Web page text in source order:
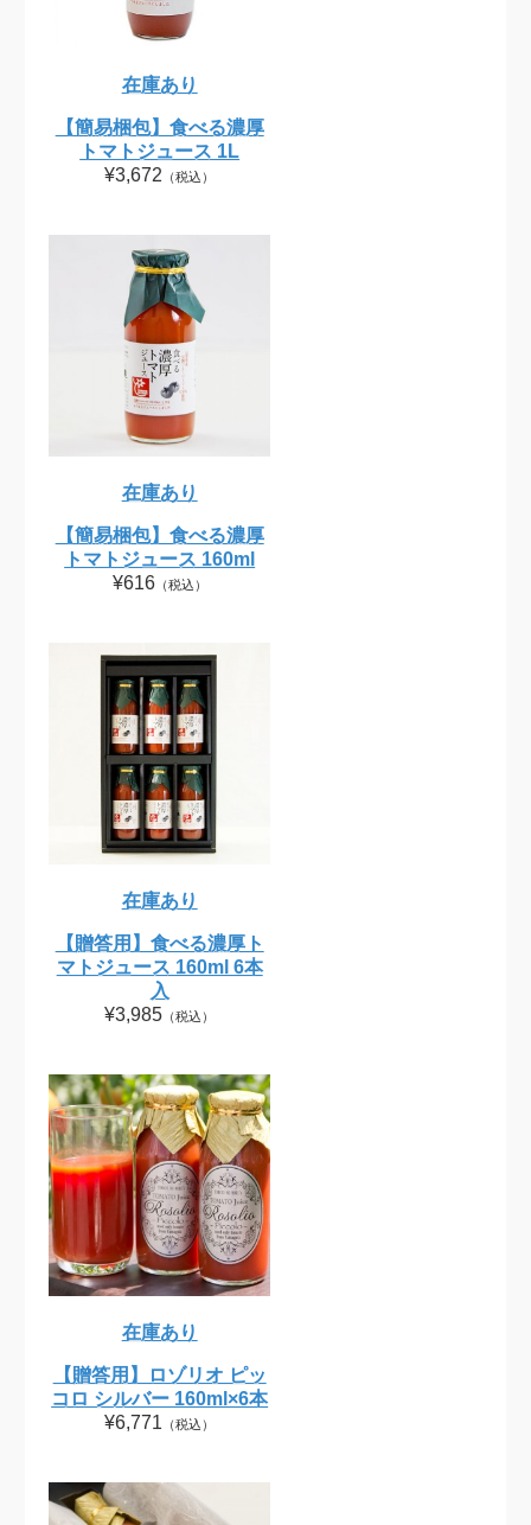
在庫あり
【簡易梱包】食べる濃厚
トマトジュース 1L
¥3,672 （税込）
在庫あり
【簡易梱包】食べる濃厚
トマトジュース 160ml
¥616（税込）
在庫あり
【贈答用】食べる濃厚ト
マトジュース 160ml 6本
入
¥3,985 （税込）
在庫あり
【贈答用】ロゾリオ ピッ
コロ シルバー 160ml×6本
¥6,771 （税込）